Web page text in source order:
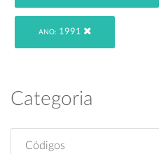
ANO: 1991
Categoria
Códigos